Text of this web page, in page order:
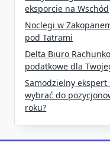
eksporcie na Wschód
Noclegi w
pod Tatrami
Delta Biuro
podatkowe dla
Samodzielny ekspert
wybrać do
roku?